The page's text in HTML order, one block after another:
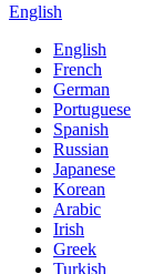
English
English
French
German
Portuguese
Spanish
Russian
Japanese
Korean
Arabic
Irish
Greek
Turkish